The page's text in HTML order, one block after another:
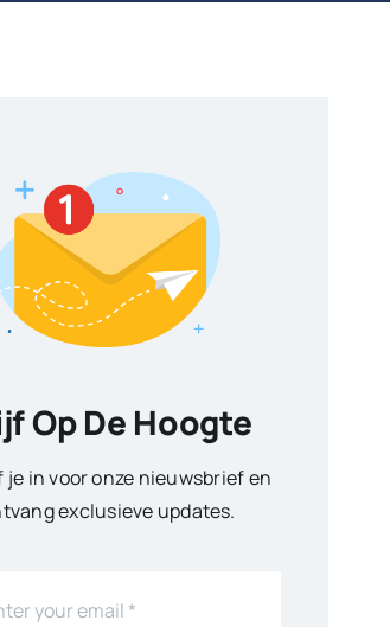
Op De Hoogte
in voor onze nieuwsbrief en
exclusieve updates.